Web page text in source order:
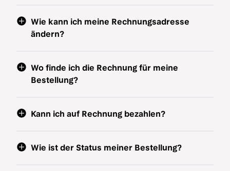
Wie kann ich meine Rechnungsadresse
ändern?
Wo finde ich die Rechnung für meine
Bestellung?
Kann ich auf Rechnung bezahlen?
Wie ist der Status meiner Bestellung?